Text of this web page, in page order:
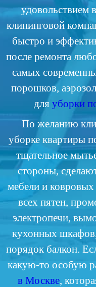
удовольствием
клининговой
быстро и
после ремонта
самых
порошков,
дляуборки
По желанию
уборке квартиры
тщательное
стороны,
мебели и
всех пятен,
электропечи,
кухонных
порядок балкон.
какую-то особую
в Москве,